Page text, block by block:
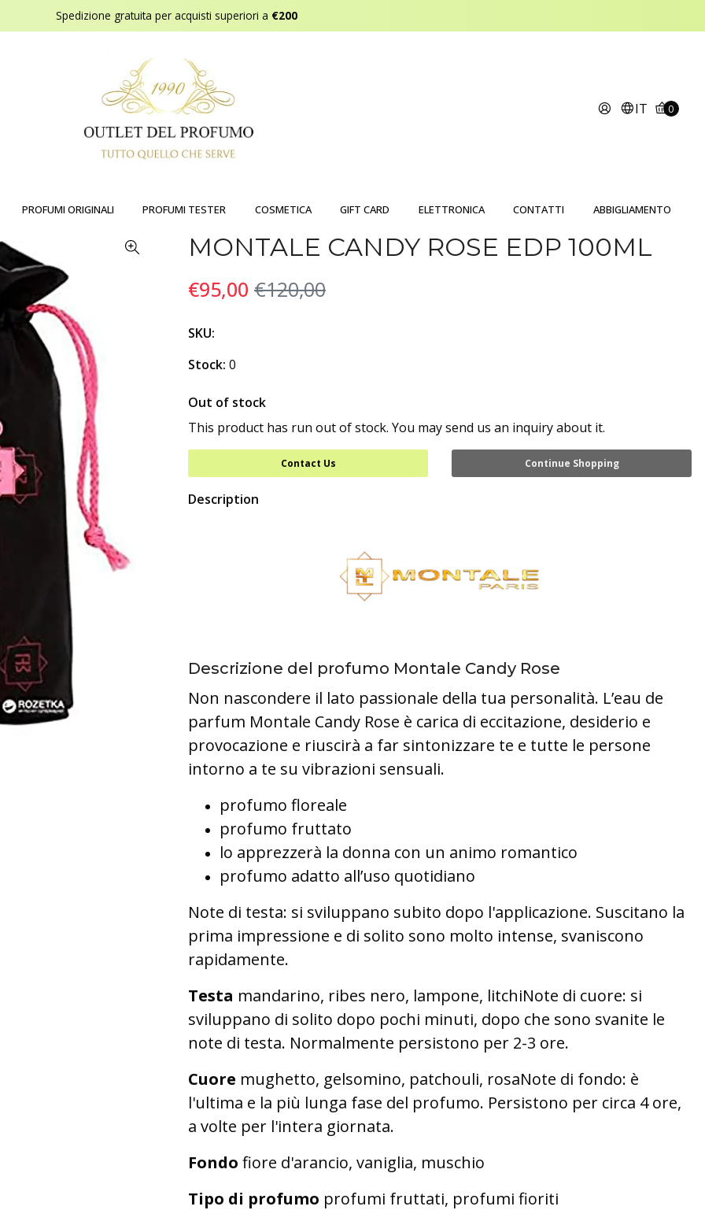
Spedizione gratuita per acquisti superiori a €200
IT 0
PROFUMI ORIGINALI PROFUMI TESTER COSMETICA GIFT CARD ELETTRONICA CONTATTI ABBIGLIAMENTO
MONTALE CANDY ROSE EDP 100ML
€95,00 €120,00
SKU:
Stock: 0
Out of stock
This product has run out of stock. You may send us an inquiry about it.
Contact Us Continue Shopping
Description
Descrizione del profumo Montale Candy Rose
Non nascondere il lato passionale della tua personalità. L’eau de
parfum Montale Candy Rose è carica di eccitazione, desiderio e
provocazione e riuscirà a far sintonizzare te e tutte le persone
intorno a te su vibrazioni sensuali.
profumo floreale
profumo fruttato
lo apprezzerà la donna con un animo romantico
profumo adatto all’uso quotidiano
Note di testa: si sviluppano subito dopo l'applicazione. Suscitano la
prima impressione e di solito sono molto intense, svaniscono
rapidamente.
Testa mandarino, ribes nero, lampone, litchiNote di cuore: si
sviluppano di solito dopo pochi minuti, dopo che sono svanite le
note di testa. Normalmente persistono per 2-3 ore.
Cuore mughetto, gelsomino, patchouli, rosaNote di fondo: è
l'ultima e la più lunga fase del profumo. Persistono per circa 4 ore,
a volte per l'intera giornata.
Fondo fiore d'arancio, vaniglia, muschio
Tipo di profumo profumi fruttati, profumi fioriti